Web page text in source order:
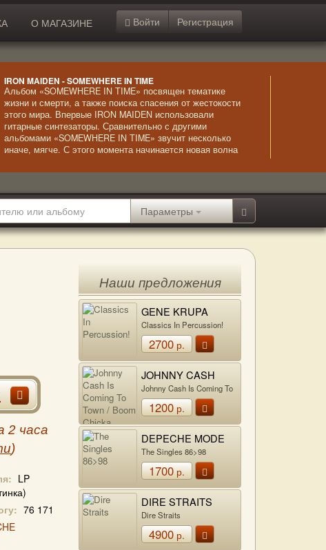
О МАГАЗИНЕ Войти Регистрация
IRON MAIDEN - SOMEWHERE IN TIME
Альбом «SOMEWHERE IN TIME» посвящен тематике
жизни и смерти, а также поиска спасения от жестокости
этого мира. Впервые IRON MAIDEN использовали
гитарные синтезаторы. Сравнительно с другими
альбомами «SOMEWHERE IN TIME» звучит несколько
иначе, мягче. С этого момента начинается новая волна
более эффектного звучания.
Параметры
2 часа
)
LP
76 171
Наши предложения
GENE KRUPA
Classics In Percussion!
2700р.
JOHNNY CASH
Johnny Cash Is Coming To
Town / Boom Chicka Boom
1200р.
DEPECHE MODE
The Singles 86>98
1700р.
DIRE STRAITS
Dire Straits
4900р.